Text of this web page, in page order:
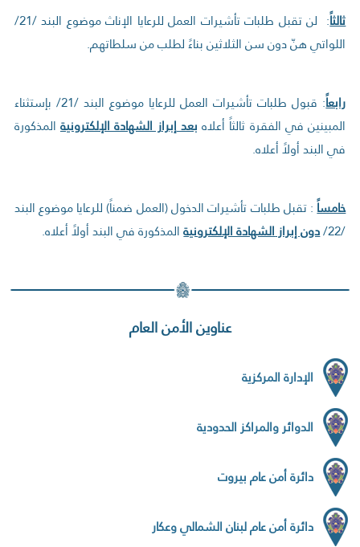
ثالثاً
: لن تقبل طلبات تأشيرات العمل للرعايا الإناث موضوع البند /21/
اللواتي هنّ دون سن الثلاثين بناءً لطلب من سلطاتهم.
رابعاً
: قبول طلبات تأشيرات العمل للرعايا موضوع البند /21/ بإستثناء
المبينين في الفقرة ثالثاً أعلاه بعدإبراز الشهادة الإلكترونية المذكورة
في البند أولاً أعلاه.
خامساً: تقبل طلبات تأشيرات الدخول (العمل ضمناً) للرعايا موضوع البند
/22/
دون إبرازالشهادة الإلكترونيةالمذكورة في البند أولاً أعلاه.
عناوين الأمن العام
الإدارة المركزية
الدوائر والمراكز الحدودية
دائرة أمن عام بيروت
دائرة أمن عام لبنان الشمالي وعكار